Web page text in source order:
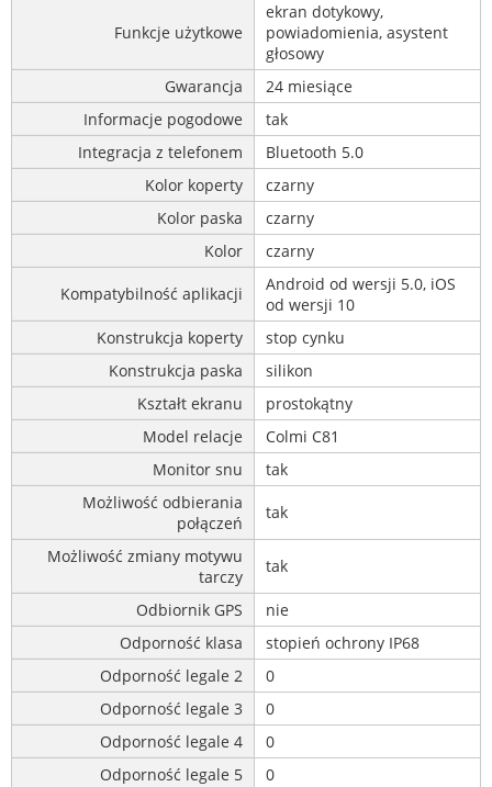
Funkcje użytkowe
ekran dotykowy,
powiadomienia, asystent
głosowy
Gwarancja
24 miesiące
Informacje pogodowe
tak
Integracja z telefonem
Bluetooth 5.0
Kolor koperty
czarny
Kolor paska
czarny
Kolor
czarny
Kompatybilność aplikacji
Android od wersji 5.0, iOS
od wersji 10
Konstrukcja koperty
stop cynku
Konstrukcja paska
silikon
Kształt ekranu
prostokątny
Model relacje
Colmi C81
Monitor snu
tak
Możliwość odbierania
połączeń
tak
Możliwość zmiany motywu
tarczy
tak
Odbiornik GPS
nie
Odporność klasa
stopień ochrony IP68
Odporność legale 2
0
Odporność legale 3
0
Odporność legale 4
0
Odporność legale 5
0